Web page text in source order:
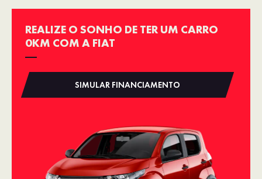
REALIZE O SONHO DE TER UM CARRO
0KM COM A FIAT
SIMULAR FINANCIAMENTO